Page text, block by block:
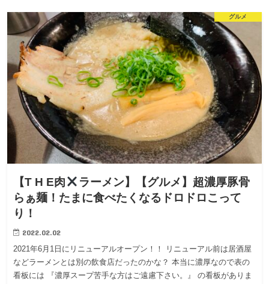
グルメ
【T H E肉
ラーメン】【グルメ】超濃厚豚骨
らぁ麺！たまに食べたくなるドロドロこって
り！
2022.02.02
2021年6月1日にリニューアルオープン！！ リニューアル前は居酒屋
などラーメンとは別の飲食店だったのかな？ 本当に濃厚なので表の
看板には 『濃厚スープ苦手な方はご遠慮下さい。』 の看板がありま